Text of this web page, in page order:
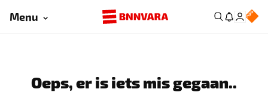
Menu
Oeps, er is iets mis gegaan..